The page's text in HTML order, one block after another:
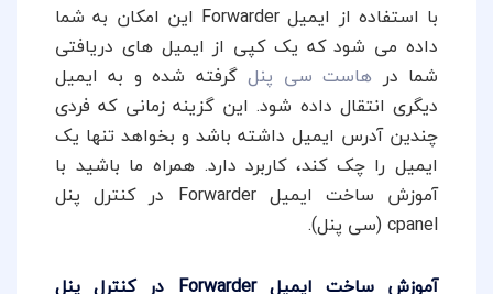
با استفاده از ایمیل Forwarder این امکان به شما
داده می شود که یک کپی از ایمیل های دریافتی
شما در هاست سی پنلگرفته شده و به ایمیل
دیگری انتقال داده شود. این گزینه زمانی که فردی
چندین آدرس ایمیل داشته باشد و بخواهد تنها یک
ایمیل را چک کند، کاربرد دارد. همراه ما باشید با
آموزش ساخت ایمیل Forwarder در کنترل پنل
cpanel (سی پنل).
آموزش ساخت ایمیل Forwarder در کنترل پنل